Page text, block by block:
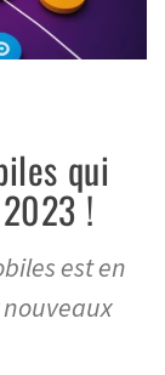
qui
!
est en